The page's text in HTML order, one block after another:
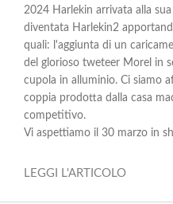
2024 Harlekin arrivata alla
diventata Harlekin2
quali: l'aggiunta di un
del glorioso tweteer Morel in
cupola in alluminio. Ci siamo
coppia prodotta dalla casa
competitivo.
Vi aspettiamo il 30 marzo in
LEGGI L'ARTICOLO